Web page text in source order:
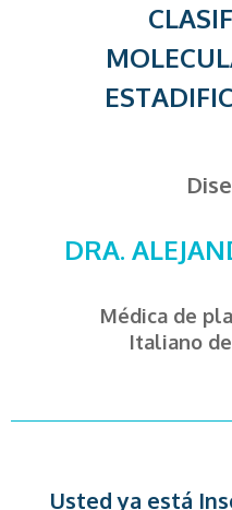
DRA.
Médica de
Italiano
Usted ya está